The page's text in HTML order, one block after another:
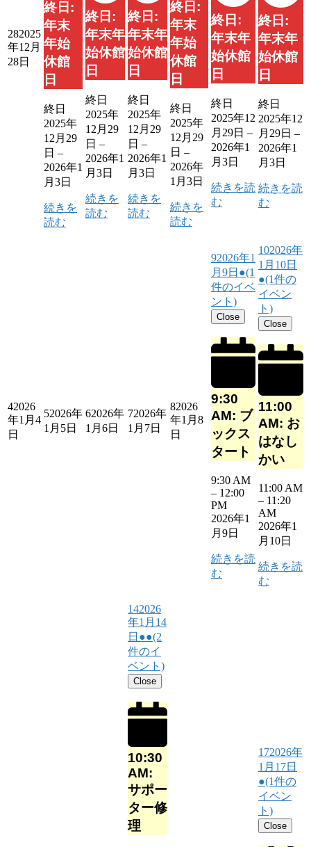
282025
年12月
28日
終日:
年末
年始
休館
日
終日
2025年
12月29
日 –
2026年1
月3日
続きを
読む
終日:
年末年
始休館
日
終日
2025年
12月29
日 –
2026年1
月3日
続きを
読む
終日:
年末年
始休館
日
終日
2025年
12月29
日 –
2026年1
月3日
続きを
読む
終日:
年末
年始
休館
日
終日
2025年
12月29
日 –
2026年
1月3日
続きを
読む
終日:
年末年
始休館
日
終日
2025年12
月29日 –
2026年1
月3日
続きを読
む
終日:
年末年
始休館
日
終日
2025年12
月29日 –
2026年1
月3日
続きを読
む
42026
年1月4
日
52026年
1月5日
62026年
1月6日
72026年
1月7日
82026
年1月8
日
92026年1
月9日 ●(1
件のイベ
ント)
Close
9:30
AM: ブ
ックス
タート
9:30 AM
– 12:00
PM
2026年1
月9日
続きを読
む
102026年
1月10日
●(1件の
イベン
ト)
Close
11:00
AM: お
はなし
かい
11:00 AM
– 11:20
AM
2026年1
月10日
続きを読
む
142026
年1月14
日 ●●(2
件のイ
ベント)
Close
10:30
AM:
サポー
ター修
理
172026年
1月17日
●(1件の
イベン
ト)
Close